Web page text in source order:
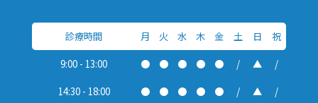
診療時間 月 火 水 木 金 土 日 祝
9:00 - 13:00 ● ● ● ● ● / ▲ /
14:30 - 18:00 ● ● ● ● ● / ▲ /